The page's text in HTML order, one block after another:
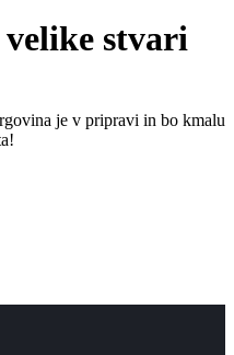
stvari
je v pripravi in ​​bo kmalu